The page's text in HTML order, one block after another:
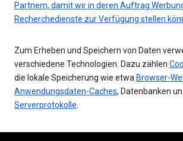
Partnern, damit wir in deren Auftrag
Recherchedienste zur Verfügung stellen
Zum Erheben und Speichern von Daten
verschiedene Technologien. Dazu zählen
die lokale Speicherung wie etwa Browser-
Anwendungsdaten-Caches, Datenbanken
Serverprotokolle